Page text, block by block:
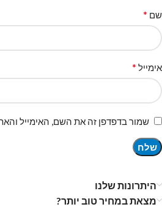
שם *
אימייל *
שמור בדפדפן זה את השם, האימייל
היתרונות שלנו
מצאת במחיר טוב יותר?